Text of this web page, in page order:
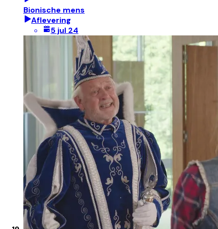
Bionische mens
Aflevering
5 jul 24